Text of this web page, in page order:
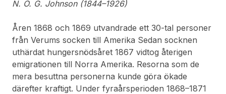
N. O. G. Johnson (1844–1926)
Åren 1868 och 1869 utvandrade ett 30-tal personer
från Verums socken till Amerika Sedan socknen
uthärdat hungersnödsåret 1867 vidtog återigen
emigrationen till Norra Amerika. Resorna som de
mera besuttna personerna kunde göra ökade
därefter kraftigt. Under fyraårsperioden 1868–1871